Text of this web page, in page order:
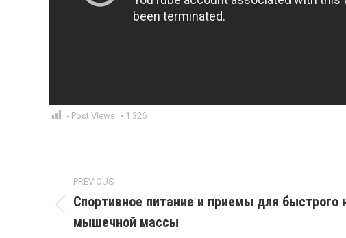
Post Views: 1 326
Post
navigation
PREVIOUS
Previous
post:
Спортивное питание и приемы для быстрого
мышечной массы